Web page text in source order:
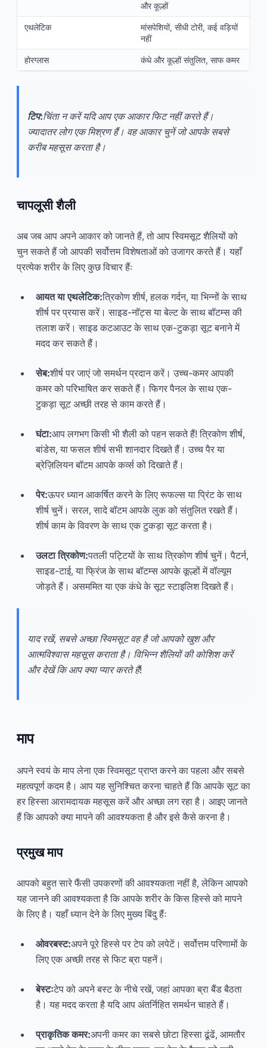
और कूल्हों
एथलेटिक
मांसपेशियों, सीधी टोरी, कई वड़ियों
नहीं
होरग्लास कंधे और कूल्हों संतुलित, साफ कमर
टिप:चिंता न करें यदि आप एक आकार फिट नहीं करते हैं।
ज्यादातर लोग एक मिश्रण हैं। वह आकार चुनें जो आपके सबसे
करीब महसूस करता है।
चापलूसी शैली
अब जब आप अपने आकार को जानते हैं, तो आप स्विमसूट शैलियों को
चुन सकते हैं जो आपकी सर्वोत्तम विशेषताओं को उजागर करते हैं। यहाँ
प्रत्येक शरीर के लिए कुछ विचार हैंः
आयत या एथलेटिक:त्रिकोण शीर्ष, हलक गर्दन, या भिन्नों के साथ
शीर्ष पर प्रयास करें। साइड-नॉट्स या बेल्ट के साथ बॉटम्स की
तलाश करें। साइड कटआउट के साथ एक-टुकड़ा सूट बनाने में
मदद कर सकते हैं।
सेब:शीर्ष पर जाएं जो समर्थन प्रदान करें। उच्च-कमर आपकी
कमर को परिभाषित कर सकते हैं। फिगर पैनल के साथ एक-
टुकड़ा सूट अच्छी तरह से काम करते हैं।
घंटा:आप लगभग किसी भी शैली को पहन सकते हैं! त्रिकोण शीर्ष,
बांडेस, या फसल शीर्ष सभी शानदार दिखते हैं। उच्च पैर या
ब्रेज़िलियन बॉटम आपके कर्व्स को दिखाते हैं।
पेर:ऊपर ध्यान आकर्षित करने के लिए रूफल्स या प्रिंट के साथ
शीर्ष चुनें। सरल, सादे बॉटम आपके लुक को संतुलित रखते हैं।
शीर्ष काम के विवरण के साथ एक टुकड़ा सूट करता है।
उलटा त्रिकोण:पतली पट्टियों के साथ त्रिकोण शीर्ष चुनें। पैटर्न,
साइड-टाई, या फ्रिंज के साथ बॉटम्स आपके कूल्हों में वॉल्यूम
जोड़ते हैं। असममित या एक कंधे के सूट स्टाइलिश दिखते हैं।
याद रखें, सबसे अच्छा स्विमसूट वह है जो आपको खुश और
आत्मविश्वास महसूस कराता है। विभिन्न शैलियों की कोशिश करें
और देखें कि आप क्या प्यार करते हैं!
माप
अपने स्वयं के माप लेना एक स्विमसूट प्राप्त करने का पहला और सबसे
महत्वपूर्ण कदम है। आप यह सुनिश्चित करना चाहते हैं कि आपके सूट का
हर हिस्सा आरामदायक महसूस करें और अच्छा लग रहा है। आइए जानते
हैं कि आपको क्या मापने की आवश्यकता है और इसे कैसे करना है।
प्रमुख माप
आपको बहुत सारे फैंसी उपकरणों की आवश्यकता नहीं है, लेकिन आपको
यह जानने की आवश्यकता है कि आपके शरीर के किस हिस्से को मापने
के लिए है। यहाँ ध्यान देने के लिए मुख्य बिंदु हैंः
ओवरबस्ट:अपने पूरे हिस्से पर टेप को लपेटें। सर्वोत्तम परिणामों के
लिए एक अच्छी तरह से फिट ब्रा पहनें।
बेस्टःटेप को अपने बस्ट के नीचे रखें, जहां आपका ब्रा बैंड बैठता
है। यह मदद करता है यदि आप अंतर्निहित समर्थन चाहते हैं।
प्राकृतिक कमर:अपनी कमर का सबसे छोटा हिस्सा ढूंढें, आमतौर